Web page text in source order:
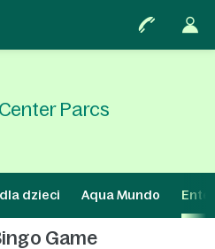
Parcs
dzieci Aqua Mundo
Game